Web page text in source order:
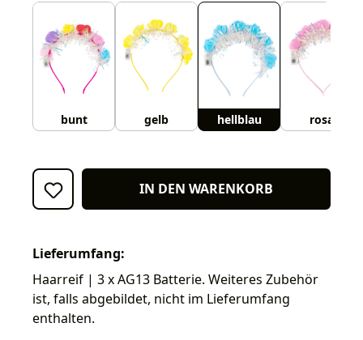
bunt gelb hellblau rosa
IN DEN WARENKORB
Lieferumfang:
Haarreif | 3 x AG13 Batterie. Weiteres Zubehör
ist, falls abgebildet, nicht im Lieferumfang
enthalten.